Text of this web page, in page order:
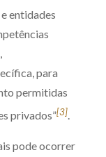
entidades
para
permitidas
privados”[3].
pode ocorrer